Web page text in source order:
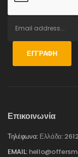
ΕΓΓΡΑΦΉ
Επικοινωνία
Τηλέφωνα: Ελλάδα:
EMAIL: